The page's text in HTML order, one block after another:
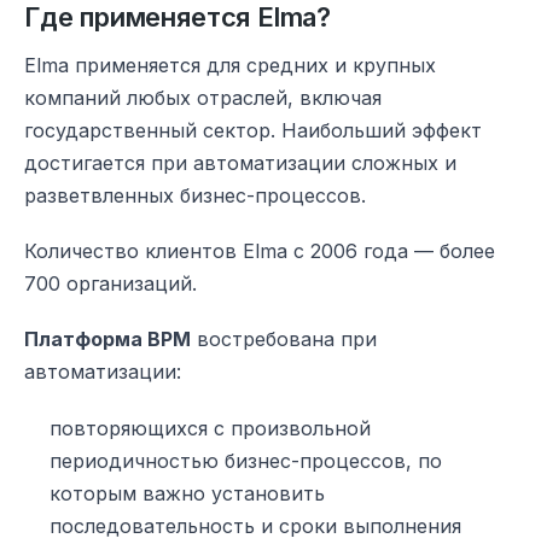
Где применяется Elma?
Elma применяется для средних и крупных
компаний любых отраслей, включая
государственный сектор. Наибольший эффект
достигается при автоматизации сложных и
разветвленных бизнес-процессов.
Количество клиентов Elma c 2006 года — более
700 организаций.
Платформа BPM востребована при
автоматизации:
повторяющихся с произвольной
периодичностью бизнес-процессов, по
которым важно установить
последовательность и сроки выполнения